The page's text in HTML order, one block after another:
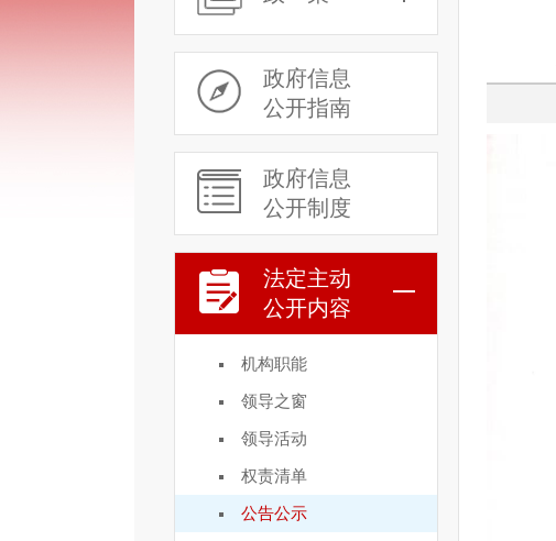
政府信息
公开指南
政府信息
公开制度
法定主动
公开内容
机构职能
领导之窗
领导活动
权责清单
公告公示